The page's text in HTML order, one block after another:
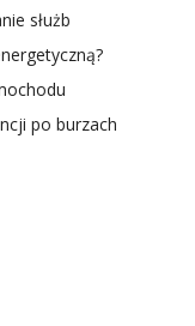
służb
po burzach